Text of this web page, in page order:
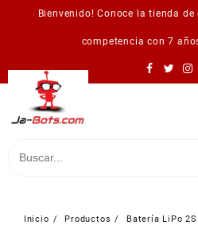
Bienvenido! Conoce la tienda
competencia con 7
Inicio Productos
Batería LiPo